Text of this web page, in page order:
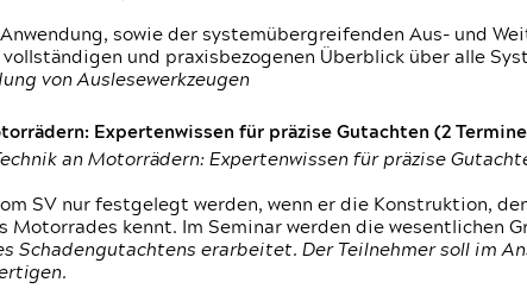
sowie der systemübergreifenden Aus- und
und praxisbezogenen Überblick über alle
von Auslesewerkzeugen
Expertenwissen für präzise Gutachten (2
an Motorrädern: Expertenwissen für präzise
SV nur festgelegt werden, wenn er die Konstruktion,
kennt. Im Seminar werden die wesentlichen
Schadengutachtens erarbeitet. Der Teilnehmer soll im